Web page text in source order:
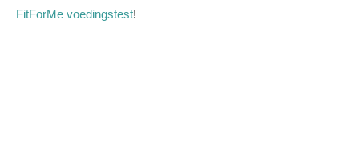
FitForMe voedingstest!